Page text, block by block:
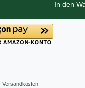
In den
Versandkosten